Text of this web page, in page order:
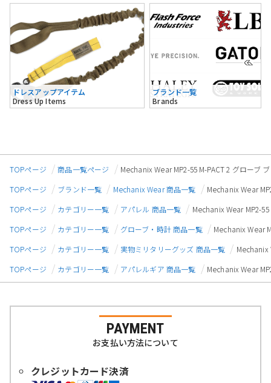
ドレスアップアイテム
Dress Up Items
ブランド一覧
Brands
TOPページ 商品一覧ページ
Mechanix Wear MP2-55 M-PACT 2 グローブ
TOPページ
ブランド一覧 Mechanix Wear 商品一覧
Mechanix Wear
TOPページ
カテゴリー一覧 アパレル 商品一覧
Mechanix Wear MP2-
TOPページ
カテゴリー一覧 グローブ・時計 商品一覧
Mechanix Wear
TOPページ
カテゴリー一覧 実物ミリタリーグッズ 商品一覧
Mechanix
TOPページ
カテゴリー一覧 アパレルギア 商品一覧 Mechanix Wear
PAYMENT
お支払い方法について
クレジットカード決済